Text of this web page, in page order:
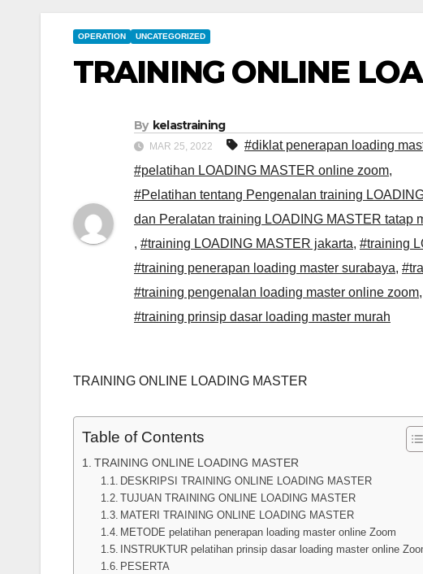
OPERATION UNCATEGORIZED
TRAINING ONLINE
By kelastraining
MAR 25, 2022 #diklat penerapan loading
#pelatihan LOADING MASTER online zoom,
#Pelatihan tentang Pengenalan training
dan Peralatan training LOADING MASTER tatap
, #training LOADING MASTER jakarta, #training
#training penerapan loading master surabaya,
#training pengenalan loading master online zoom,
#training prinsip dasar loading master murah
TRAINING ONLINE LOADING MASTER
Table of Contents
TRAINING ONLINE LOADING MASTER
DESKRIPSI TRAINING ONLINE LOADING MASTER
TUJUAN TRAINING ONLINE LOADING MASTER
MATERI TRAINING ONLINE LOADING MASTER
METODE pelatihan penerapan loading master online Zoom
INSTRUKTUR pelatihan prinsip dasar loading master online
PESERTA